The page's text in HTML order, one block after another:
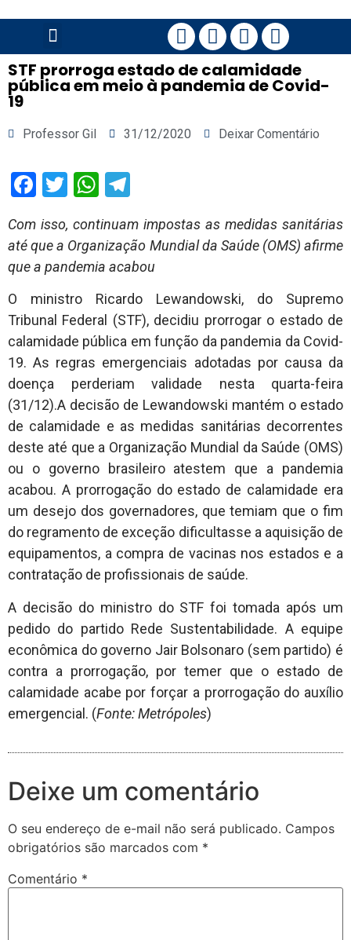
STF prorroga estado de calamidade
pública em meio à pandemia de Covid-
19
Professor Gil 31/12/2020 Deixar Comentário
Facebook
TwitterWhatsApp
Com isso, continuam impostas as medidas sanitárias
até que a Organização Mundial da Saúde (OMS) afirme
que a pandemia acabou
O ministro Ricardo Lewandowski, do Supremo
Tribunal Federal (STF), decidiu prorrogar o estado de
calamidade pública em função da pandemia da Covid-
19. As regras emergenciais adotadas por causa da
doença perderiam validade nesta quarta-feira
(31/12).A decisão de Lewandowski mantém o estado
de calamidade e as medidas sanitárias decorrentes
deste até que a Organização Mundial da Saúde (OMS)
ou o governo brasileiro atestem que a pandemia
acabou. A prorrogação do estado de calamidade era
um desejo dos governadores, que temiam que o fim
do regramento de exceção dificultasse a aquisição de
equipamentos, a compra de vacinas nos estados e a
contratação de profissionais de saúde.
A decisão do ministro do STF foi tomada após um
pedido do partido Rede Sustentabilidade. A equipe
econômica do governo Jair Bolsonaro (sem partido) é
contra a prorrogação, por temer que o estado de
calamidade acabe por forçar a prorrogação do auxílio
emergencial. (Fonte: Metrópoles)
Deixe um comentário
O seu endereço de e-mail não será publicado. Campos
obrigatórios são marcados com *
Comentário *